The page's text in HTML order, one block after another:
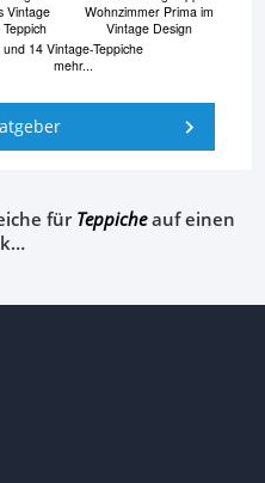
Vintage
Wohnzimmer Prima im
Vintage Design
und 14 Vintage-Teppiche
mehr...
fürTeppicheauf einen